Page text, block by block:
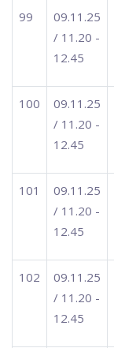
99
09.11.25
/ 11.20 -
12.45
100
09.11.25
/ 11.20 -
12.45
101
09.11.25
/ 11.20 -
12.45
102
09.11.25
/ 11.20 -
12.45